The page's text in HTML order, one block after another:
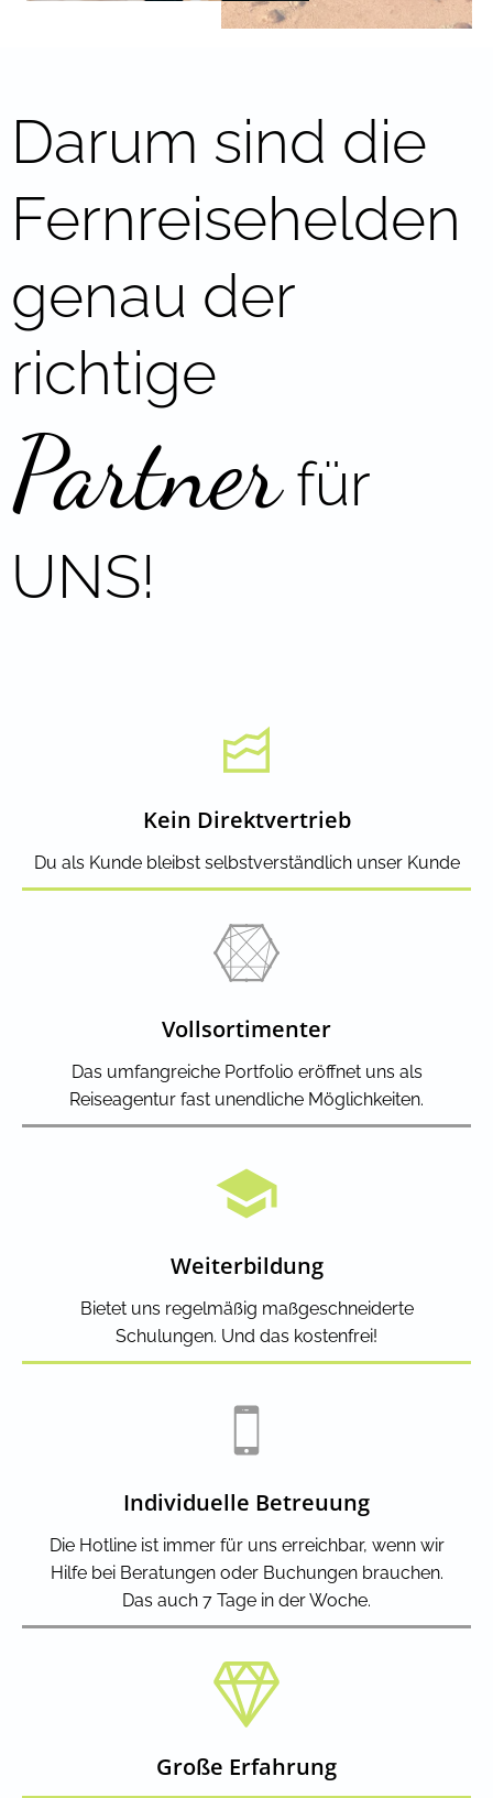
Darum sind die
Fernreisehelden
genau der
richtige
Partnerfür
UNS!
Kein Direktvertrieb
Du als Kunde bleibst selbstverständlich unser Kunde
Vollsortimenter
Das umfangreiche Portfolio eröffnet uns als
Reiseagentur fast unendliche Möglichkeiten.
Weiterbildung
Bietet uns regelmäßig maßgeschneiderte
Schulungen. Und das kostenfrei!
Individuelle Betreuung
Die Hotline ist immer für uns erreichbar, wenn wir
Hilfe bei Beratungen oder Buchungen brauchen.
Das auch 7 Tage in der Woche.
Große Erfahrung